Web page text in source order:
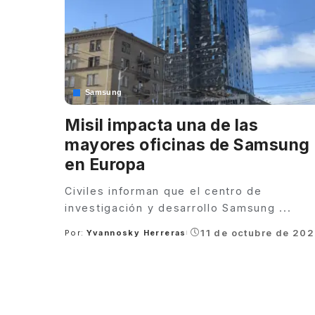
Samsung
Misil impacta una de las
mayores oficinas de Samsung
en Europa
Civiles informan que el centro de
investigación y desarrollo Samsung ...
Posted
Por: Yvannosky Herreras 11 de octubre de